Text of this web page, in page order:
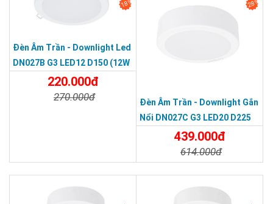
18%
Đèn Âm Trần - Downlight Led
DN027B G3 LED12 D150 (12W
220.000đ
270.000đ
28%
Đèn Âm Trần - Downlight Gắn
Nổi DN027C G3 LED20 D225
(19W Φ225)439.000đ
614.000đ